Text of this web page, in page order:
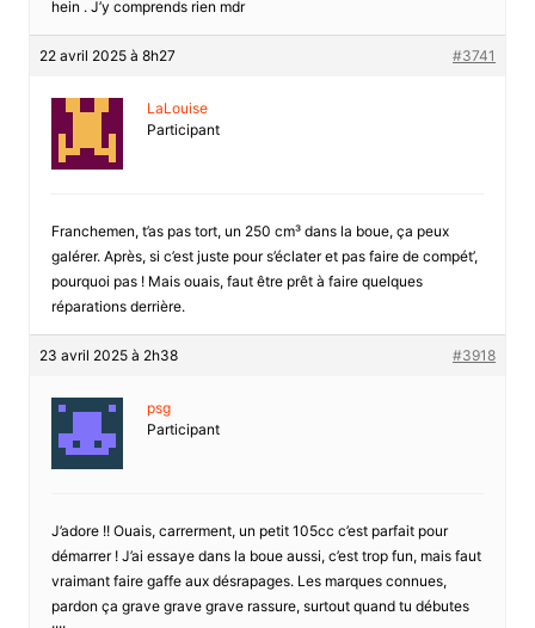
hein . J’y comprends rien mdr
22 avril 2025 à 8h27 #3741
LaLouise
Participant
Franchemen, t’as pas tort, un 250 cm³ dans la boue, ça peux
galérer. Après, si c’est juste pour s’éclater et pas faire de compét’,
pourquoi pas ! Mais ouais, faut être prêt à faire quelques
réparations derrière.
23 avril 2025 à 2h38 #3918
psg
Participant
J’adore !! Ouais, carrerment, un petit 105cc c’est parfait pour
démarrer ! J’ai essaye dans la boue aussi, c’est trop fun, mais faut
vraimant faire gaffe aux désrapages. Les marques connues,
pardon ça grave grave grave rassure, surtout quand tu débutes